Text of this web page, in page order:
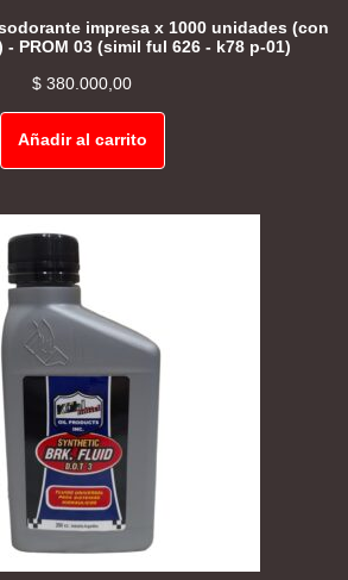
impresa x 1000 unidades (con
- PROM 03 (simil ful 626 - k78 p-01)
$ 380.000,00
Añadir al carrito